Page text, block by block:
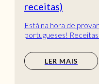
receitas)
Está na hora de
portugueses!
LER MAIS